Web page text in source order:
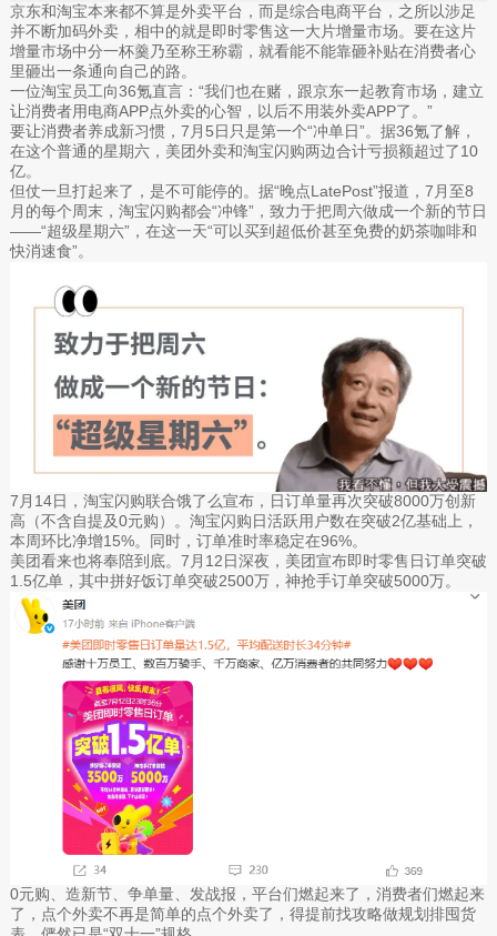
京东和淘宝本来都不算是外卖平台，而是综合电商平台，之所以涉足
并不断加码外卖，相中的就是即时零售这一大片增量市场。要在这片
增量市场中分一杯羹乃至称王称霸，就看能不能靠砸补贴在消费者心
里砸出一条通向自己的路。
一位淘宝员工向36氪直言：“我们也在赌，跟京东一起教育市场，建立
让消费者用电商APP点外卖的心智，以后不用装外卖APP了。”
要让消费者养成新习惯，7月5日只是第一个“冲单日”。据36氪了解，
在这个普通的星期六，美团外卖和淘宝闪购两边合计亏损额超过了10
亿。
但仗一旦打起来了，是不可能停的。据“晚点LatePost”报道，7月至8
月的每个周末，淘宝闪购都会“冲锋”，致力于把周六做成一个新的节日
——“超级星期六”，在这一天“可以买到超低价甚至免费的奶茶咖啡和
快消速食”。
7月14日，淘宝闪购联合饿了么宣布，日订单量再次突破8000万创新
高（不含自提及0元购）。淘宝闪购日活跃用户数在突破2亿基础上，
本周环比净增15%。同时，订单准时率稳定在96%。
美团看来也将奉陪到底。7月12日深夜，美团宣布即时零售日订单突破
1.5亿单，其中拼好饭订单突破2500万，神抢手订单突破5000万。
0元购、造新节、争单量、发战报，平台们燃起来了，消费者们燃起来
了，点个外卖不再是简单的点个外卖了，得提前找攻略做规划排囤货